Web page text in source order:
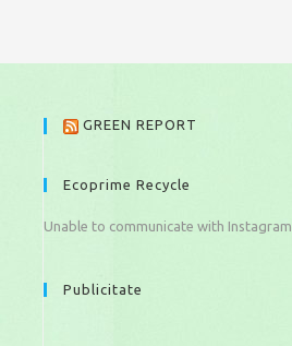
GREEN REPORT
Ecoprime Recycle
Unable to communicate with Instagram.
Publicitate